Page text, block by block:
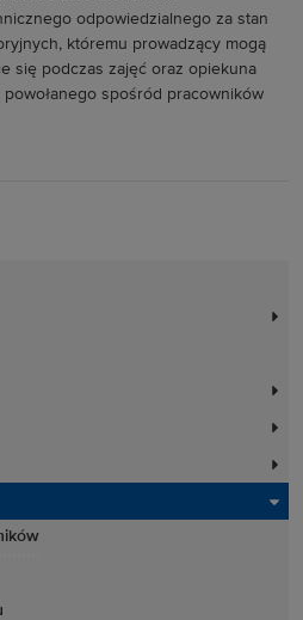
odpowiedzialnego za stan
któremu prowadzący mogą
się podczas zajęć oraz opiekuna
spośród pracowników